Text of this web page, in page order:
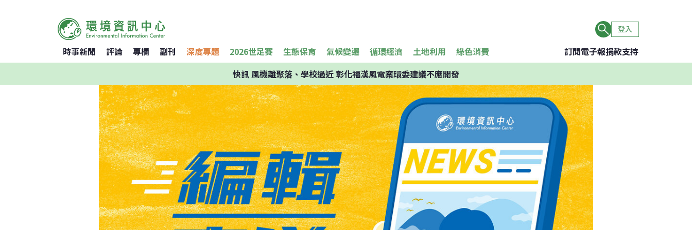
登入
時事新聞 評論 專欄 副刊 深度專題 2026世足賽 生態保育 氣候變遷 循環經濟 土地利用 綠色消費 訂閱電子報捐款支持
快訊風機離聚落、學校過近 彰化福漢風電案環委建議不應開發